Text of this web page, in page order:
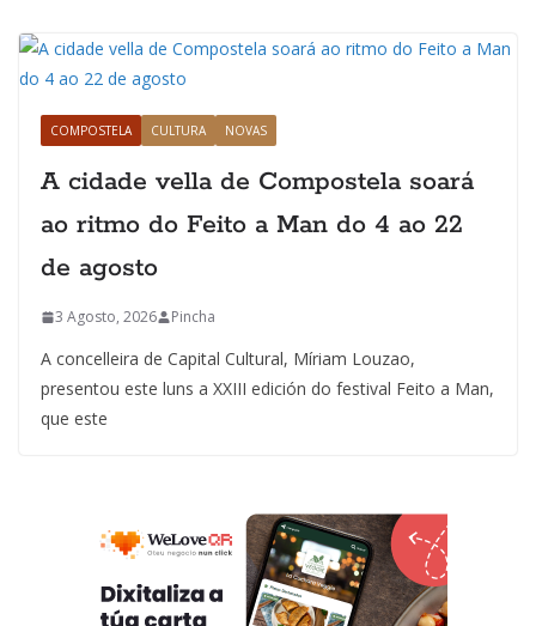
COMPOSTELA CULTURA NOVAS
A cidade vella de Compostela soará
ao ritmo do Feito a Man do 4 ao 22
de agosto
3 Agosto, 2026 Pincha
A concelleira de Capital Cultural, Míriam Louzao,
presentou este luns a XXIII edición do festival Feito a Man,
que este